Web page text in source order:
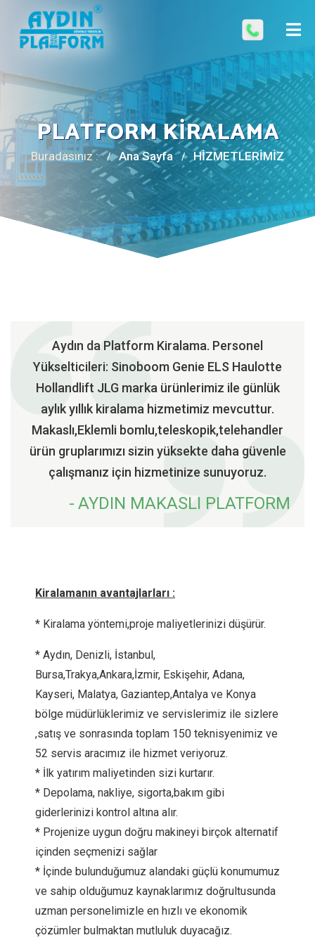
PLATFORM KIRALAMA
Buradasınız : Ana Sayfa HİZMETLERİMİZ
Aydın da Platform Kiralama. Personel
Yükselticileri: Sinoboom Genie ELS Haulotte
Hollandlift JLG marka ürünlerimiz ile günlük
aylık yıllık kiralama hizmetimiz mevcuttur.
Makaslı,Eklemli bomlu,teleskopik,telehandler
ürün gruplarımızı sizin yüksekte daha güvenle
çalışmanız için hizmetinize sunuyoruz.
AYDIN MAKASLI PLATFORM
Kiralamanın avantajlarları :
* Kiralama yöntemi,proje maliyetlerinizi düşürür.
* Aydın, Denizli, İstanbul,
Bursa,Trakya,Ankara,İzmir, Eskişehir, Adana,
Kayseri, Malatya, Gaziantep,Antalya ve Konya
bölge müdürlüklerimiz ve servislerimiz ile sizlere
,satış ve sonrasında toplam 150 teknisyenimiz ve
52 servis aracımız ile hizmet veriyoruz.
* İlk yatırım maliyetinden sizi kurtarır.
* Depolama, nakliye, sigorta,bakım gibi
giderlerinizi kontrol altına alır.
* Projenize uygun doğru makineyi birçok alternatif
içinden seçmenizi sağlar
* İçinde bulunduğumuz alandaki güçlü konumumuz
ve sahip olduğumuz kaynaklarımız doğrultusunda
uzman personelimizle en hızlı ve ekonomik
çözümler bulmaktan mutluluk duyacağız.